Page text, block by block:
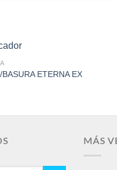
BASURA ETERNA EX
MÁS